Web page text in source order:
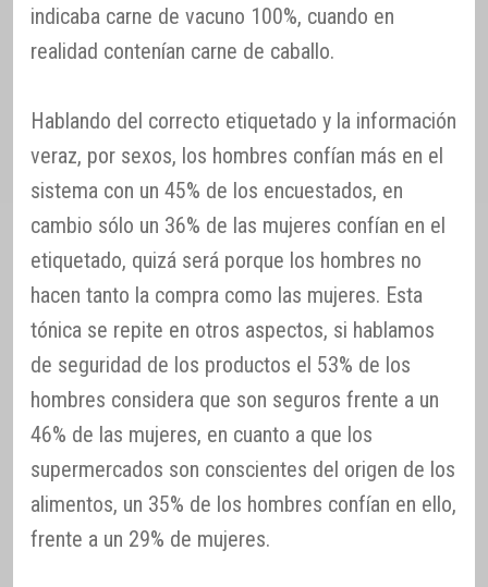
indicaba carne de vacuno 100%, cuando en
realidad contenían carne de caballo.
Hablando del correcto etiquetado y la información
veraz, por sexos, los hombres confían más en el
sistema con un 45% de los encuestados, en
cambio sólo un 36% de las mujeres confían en el
etiquetado, quizá será porque los hombres no
hacen tanto la compra como las mujeres. Esta
tónica se repite en otros aspectos, si hablamos
de seguridad de los productos el 53% de los
hombres considera que son seguros frente a un
46% de las mujeres, en cuanto a que los
supermercados son conscientes del origen de los
alimentos, un 35% de los hombres confían en ello,
frente a un 29% de mujeres.